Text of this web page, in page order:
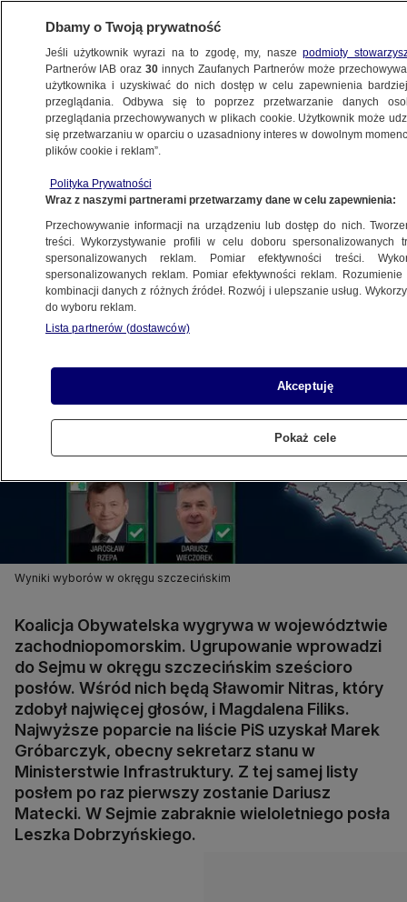
SZCZECIN
Zachodnim. Sławomir Nitras z największą
liczbą głosów
17.10.2023, 13:12
Udostępnij
Wyniki wyborów w okręgu szczecińskim
Koalicja Obywatelska wygrywa w województwie
zachodniopomorskim. Ugrupowanie wprowadzi
do Sejmu w okręgu szczecińskim sześcioro
posłów. Wśród nich będą Sławomir Nitras, który
zdobył najwięcej głosów, i Magdalena Filiks.
Najwyższe poparcie na liście PiS uzyskał Marek
Gróbarczyk, obecny sekretarz stanu w
Ministerstwie Infrastruktury. Z tej samej listy
posłem po raz pierwszy zostanie Dariusz
Matecki. W Sejmie zabraknie wieloletniego posła
Leszka Dobrzyńskiego.
Dbamy o Twoją prywatność
Jeśli użytkownik wyrazi na to zgodę, my, naszepodmioty
Partnerów IAB oraz30 innych Zaufanych Partnerów może
użytkownika i uzyskiwać do nich dostęp w celu zapewnienia
przeglądania. Odbywa się to poprzez przetwarzanie danych
przeglądania przechowywanych w plikach cookie. Użytkownik może
się przetwarzaniu w oparciu o uzasadniony interes w dowolnym
plików cookie i reklam”.
Polityka Prywatności
Wraz z naszymi partnerami przetwarzamy dane w celu zapewnienia:
Przechowywanie informacji na urządzeniu lub dostęp do nich.
treści. Wykorzystywanie profili w celu doboru spersonalizowanych
spersonalizowanych reklam. Pomiar efektywności treści.
spersonalizowanych reklam. Pomiar efektywności reklam.
kombinacji danych z różnych źródeł. Rozwój i ulepszanie usług.
do wyboru reklam.
Lista partnerów (dostawców)
Akceptuję
Pokaż cele